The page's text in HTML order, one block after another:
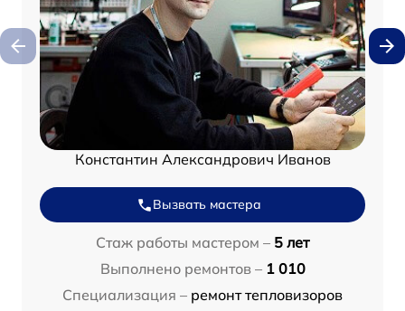
Константин Александрович Иванов
Вызвать мастера
Стаж работы мастером – 5 лет
Выполнено ремонтов – 1 010
Специализация – ремонт тепловизоров